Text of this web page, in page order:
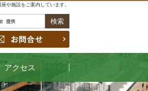
や施設をご案内しています。
229-3133
442-1211
アクセス